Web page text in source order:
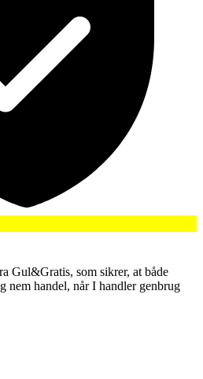
Gul&Gratis, som sikrer, at både
nem handel, når I handler genbrug